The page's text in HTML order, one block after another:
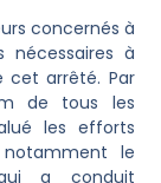
concernés à
à
cet arrêté. Par
de tous les
les efforts
le
qui a conduit